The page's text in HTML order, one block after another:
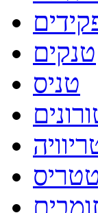
טנקים
טניס
זומבים